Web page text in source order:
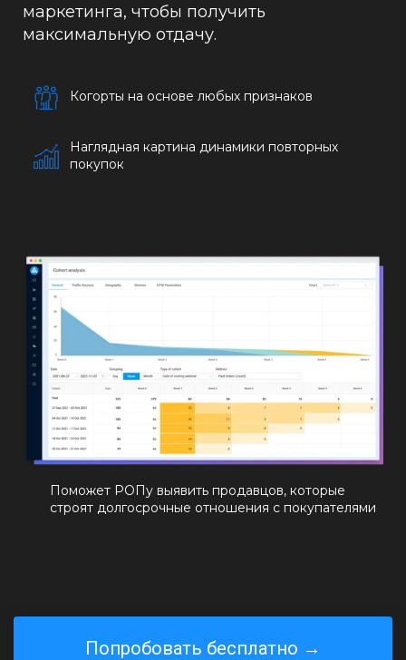
Поможет РОПу выявить продавцов, которые
строят долгосрочные отношения с покупателями
маркетинга, чтобы получить
максимальную отдачу.
Когорты на основе любых признаков
Наглядная картина динамики повторных
покупок
Попробовать бесплатно →